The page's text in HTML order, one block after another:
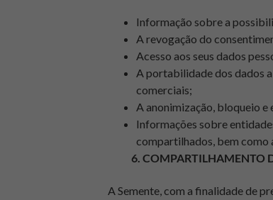
Informação sobre a
A revogação do
Acesso aos seus dados
A portabilidade dos dados
comerciais;
A anonimização, bloqueio e
Informações sobre
compartilhados, bem como
6. COMPARTILHAMENTO
A Semente, com a finalidade de